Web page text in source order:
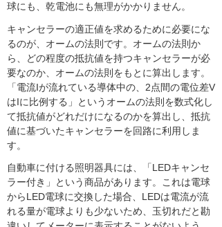
球にも、乾電池にも無理がかかりません。
キャンセラーの適正値を求めるために必要にな
るのが、オームの法則です。オームの法則か
ら、どの程度の抵抗値を持つキャンセラーが必
要なのか、オームの法則をもとに算出します。
「電流Iが流れている導体中の、2点間の電位差V
はIに比例する」というオームの法則を数式化し
て抵抗値がどれだけになるのかを算出し、抵抗
値に基づいたキャンセラーを回路に利用しま
す。
自動車に付ける照明器具には、「LEDキャンセ
ラー付き」という商品があります。これは電球
からLED電球に交換した場合、LEDは電流が流
れる量が電球よりも少ないため、玉切れだと勘